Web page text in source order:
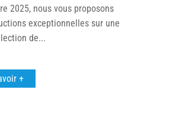
2025, nous vous proposons
exceptionnelles sur une
de...
+